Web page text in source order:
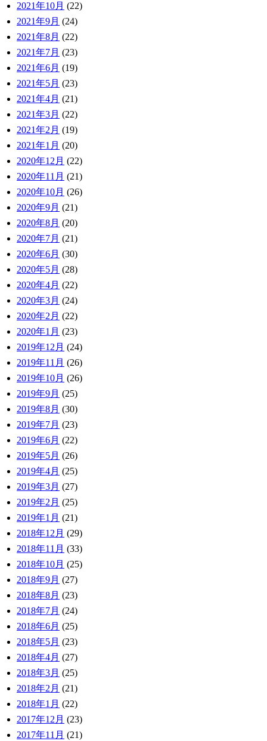
2021年10月 (22)
2021年9月 (24)
2021年8月 (22)
2021年7月 (23)
2021年6月 (19)
2021年5月 (23)
2021年4月 (21)
2021年3月 (22)
2021年2月 (19)
2021年1月 (20)
2020年12月 (22)
2020年11月 (21)
2020年10月 (26)
2020年9月 (21)
2020年8月 (20)
2020年7月 (21)
2020年6月 (30)
2020年5月 (28)
2020年4月 (22)
2020年3月 (24)
2020年2月 (22)
2020年1月 (23)
2019年12月 (24)
2019年11月 (26)
2019年10月 (26)
2019年9月 (25)
2019年8月 (30)
2019年7月 (23)
2019年6月 (22)
2019年5月 (26)
2019年4月 (25)
2019年3月 (27)
2019年2月 (25)
2019年1月 (21)
2018年12月 (29)
2018年11月 (33)
2018年10月 (25)
2018年9月 (27)
2018年8月 (23)
2018年7月 (24)
2018年6月 (25)
2018年5月 (23)
2018年4月 (27)
2018年3月 (25)
2018年2月 (21)
2018年1月 (22)
2017年12月 (23)
2017年11月 (21)